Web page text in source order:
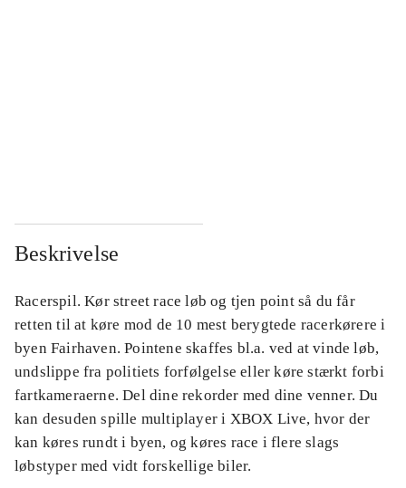
Beskrivelse
Racerspil. Kør street race løb og tjen point så du får
retten til at køre mod de 10 mest berygtede racerkørere i
byen Fairhaven. Pointene skaffes bl.a. ved at vinde løb,
undslippe fra politiets forfølgelse eller køre stærkt forbi
fartkameraerne. Del dine rekorder med dine venner. Du
kan desuden spille multiplayer i XBOX Live, hvor der
kan køres rundt i byen, og køres race i flere slags
løbstyper med vidt forskellige biler.